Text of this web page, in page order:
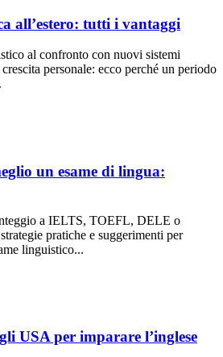
all’estero: tutti i vantaggi
al confronto con nuovi sistemi
personale: ecco perché un periodo
un esame di lingua:
a IELTS, TOEFL, DELE o
pratiche e suggerimenti per
linguistico...
USA per imparare l’inglese